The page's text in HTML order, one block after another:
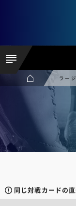
ラー
同じ対戦カードの